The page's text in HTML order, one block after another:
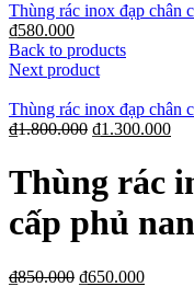
Thùng rác inox đạp chân
₫580.000
Back to products
Next product
Thùng rác inox đạp chân
₫1.800.000 ₫1.300.000
Thùng rác
cấp phủ
₫850.000 ₫650.000